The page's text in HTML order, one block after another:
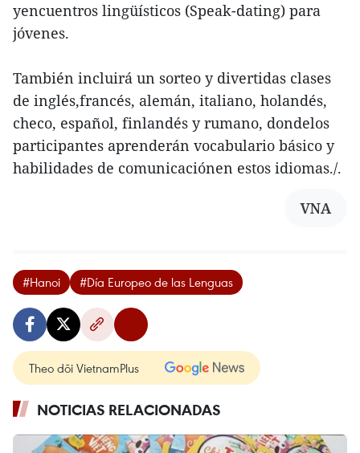
yencuentros lingüísticos (Speak-dating) para
jóvenes.
También incluirá un sorteo y divertidas clases
de inglés,francés, alemán, italiano, holandés,
checo, español, finlandés y rumano, dondelos
participantes aprenderán vocabulario básico y
habilidades de comunicaciónen estos idiomas./.
VNA
#Hanoi #Día Europeo de las Lenguas
Theo dõi VietnamPlus
NOTICIAS RELACIONADAS